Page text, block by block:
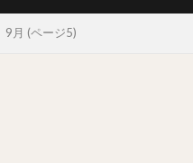
9月 (ページ5)